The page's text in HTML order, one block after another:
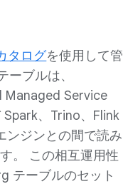
タログを使用して管
ブルは、
Managed Service
、Trino、Flink
ンジンとの間で読み
。
この相互運用性
テーブルのセット